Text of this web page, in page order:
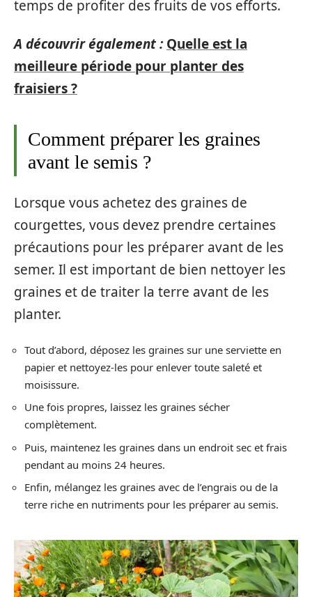
temps de profiter des fruits de vos efforts.
A découvrir également : Quelle est la
meilleure période pour planter des
fraisiers ?
Comment préparer les graines
avant le semis ?
Lorsque vous achetez des graines de
courgettes, vous devez prendre certaines
précautions pour les préparer avant de les
semer. Il est important de bien nettoyer les
graines et de traiter la terre avant de les
planter.
Tout d’abord, déposez les graines sur une serviette en
papier et nettoyez-les pour enlever toute saleté et
moisissure.
Une fois propres, laissez les graines sécher
complètement.
Puis, maintenez les graines dans un endroit sec et frais
pendant au moins 24 heures.
Enfin, mélangez les graines avec de l’engrais ou de la
terre riche en nutriments pour les préparer au semis.